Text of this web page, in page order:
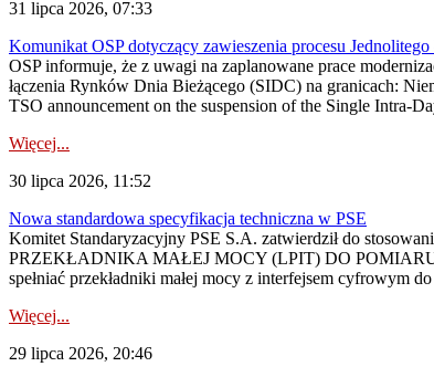
31 lipca 2026, 07:33
Komunikat OSP dotyczący zawieszenia procesu
OSP informuje, że z uwagi na zaplanowane prace
łączenia Rynków Dnia Bieżącego (SIDC) na granicach:
TSO announcement on the suspension of the Single Intra-
Więcej...
30 lipca 2026, 11:52
Nowa standardowa specyfikacja techniczna w PSE
Komitet Standaryzacyjny PSE S.A. zatwierdził do
PRZEKŁADNIKA MAŁEJ MOCY (LPIT) DO
spełniać przekładniki małej mocy z interfejsem cyfrowym
Więcej...
29 lipca 2026, 20:46